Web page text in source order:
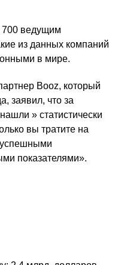
700 ведущим
из данных компаний
в мире.
Booz, который
заявил, что за
» статистически
вы тратите на
успешными
показателями».